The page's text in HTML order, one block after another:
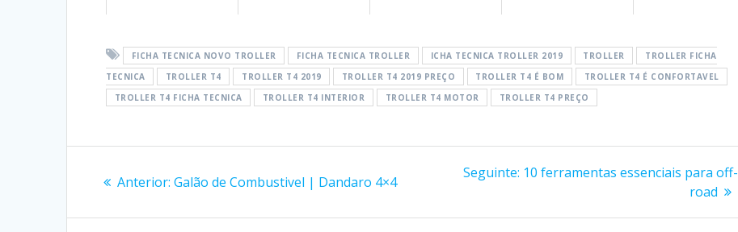
FICHA TECNICA NOVO TROLLER FICHA TECNICA TROLLER ICHA TECNICA TROLLER 2019 TROLLER
TROLLER FICHA
TECNICA
TROLLER T4 TROLLER T4 2019 TROLLER T4 2019 PREÇO TROLLER T4 É BOM
TROLLER T4 É CONFORTAVEL
TROLLER T4 FICHA TECNICA
TROLLER T4 INTERIOR TROLLER T4 MOTOR TROLLER T4 PREÇO
Anterior: Post
Galão de Combustivel | Dandaro 4×4
Seguinte: Post
10 ferramentas essenciais para off-
road